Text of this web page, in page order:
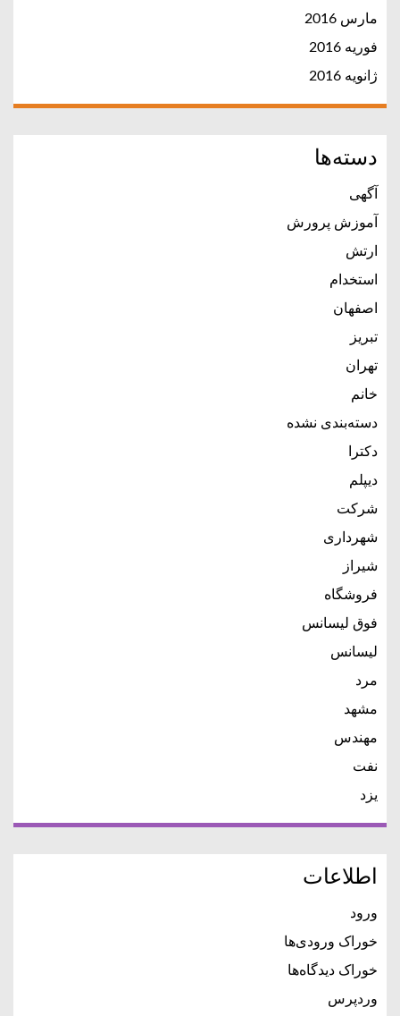
مارس 2016
فوریه 2016
ژانویه 2016
دسته‌ها
آگهی
آموزش پرورش
ارتش
استخدام
اصفهان
تبریز
تهران
خانم
دسته‌بندی نشده
دکترا
دیپلم
شرکت
شهرداری
شیراز
فروشگاه
فوق لیسانس
لیسانس
مرد
مشهد
مهندس
نفت
یزد
اطلاعات
ورود
خوراک ورودی‌ها
خوراک دیدگاه‌ها
وردپرس